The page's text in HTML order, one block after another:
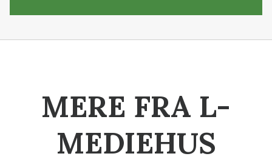
MERE FRA L-
MEDIEHUS